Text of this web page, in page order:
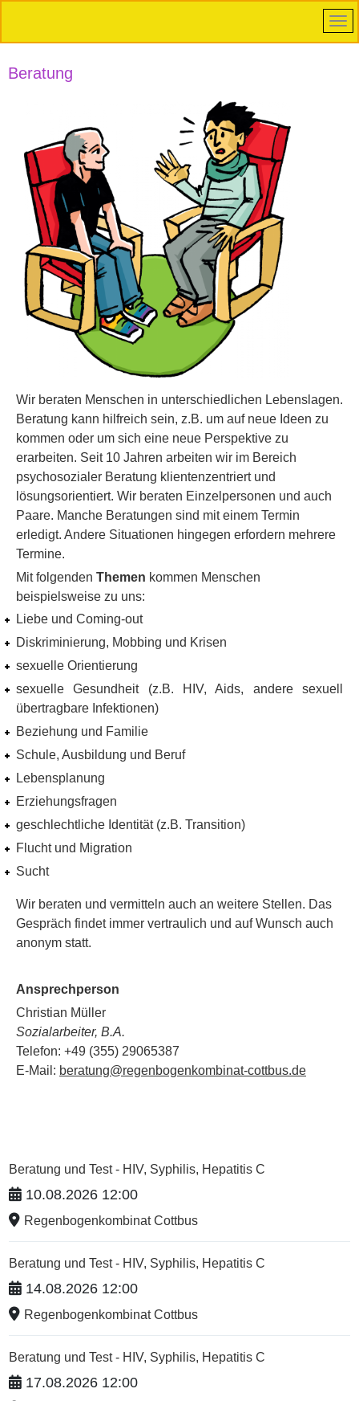
Beratung
Wir beraten Menschen in unterschiedlichen Lebenslagen.
Beratung kann hilfreich sein, z.B. um auf neue Ideen zu
kommen oder um sich eine neue Perspektive zu
erarbeiten. Seit 10 Jahren arbeiten wir im Bereich
psychosozialer Beratung klientenzentriert und
lösungsorientiert. Wir beraten Einzelpersonen und auch
Paare. Manche Beratungen sind mit einem Termin
erledigt. Andere Situationen hingegen erfordern mehrere
Termine.
Mit folgenden Themen kommen Menschen
beispielsweise zu uns:
Liebe und Coming-out
Diskriminierung, Mobbing und Krisen
sexuelle Orientierung
sexuelle Gesundheit (z.B. HIV, Aids, andere sexuell
übertragbare Infektionen)
Beziehung und Familie
Schule, Ausbildung und Beruf
Lebensplanung
Erziehungsfragen
geschlechtliche Identität (z.B. Transition)
Flucht und Migration
Sucht
Wir beraten und vermitteln auch an weitere Stellen. Das
Gespräch findet immer vertraulich und auf Wunsch auch
anonym statt.
Ansprechperson
Christian Müller
Sozialarbeiter, B.A.
Telefon: +49 (355) 29065387
E-Mail: beratung@regenbogenkombinat-cottbus.de
Beratung und Test - HIV, Syphilis, Hepatitis C
10.08.2026 12:00
Regenbogenkombinat Cottbus
Beratung und Test - HIV, Syphilis, Hepatitis C
14.08.2026 12:00
Regenbogenkombinat Cottbus
Beratung und Test - HIV, Syphilis, Hepatitis C
17.08.2026 12:00